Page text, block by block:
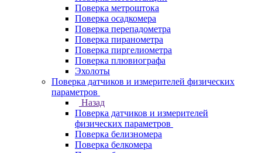
Поверка метроштока
Поверка осадкомера
Поверка перепадометра
Поверка пиранометра
Поверка пиргелиометра
Поверка плювиографа
Эхолоты
Поверка датчиков и измерителей физических
параметров
Назад
Поверка датчиков и измерителей
физических параметров
Поверка белизномера
Поверка белкомера